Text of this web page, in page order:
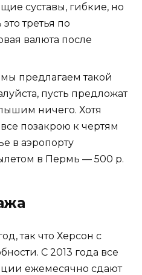
суставы, гибкие, но
третья по
валюта после
предлагаем такой
пусть предложат
ничего. Хотя
позакрою к чертям
в аэропорту
в Пермь — 500 р.
так что Херсон с
С 2013 года все
ежемесячно сдают